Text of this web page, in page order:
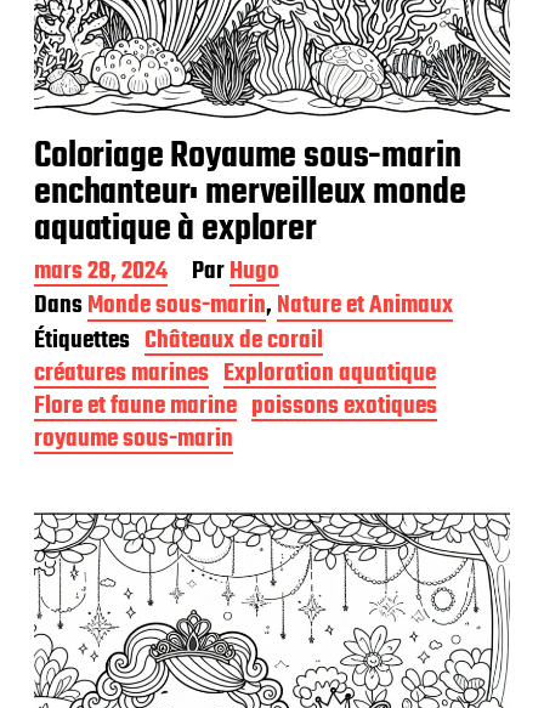
Coloriage Royaume sous-marin
enchanteur: merveilleux monde
aquatique à explorer
D
a
t
e
d
e
p
u
b
i
c
a
t
i
o
n
mars 28, 2024 ParHugo
DansMonde sous-marin,Nature et Animaux
Étiquettes Châteaux de corail
créatures marines Exploration aquatique
Flore et faune marine poissons exotiques
royaume sous-marin